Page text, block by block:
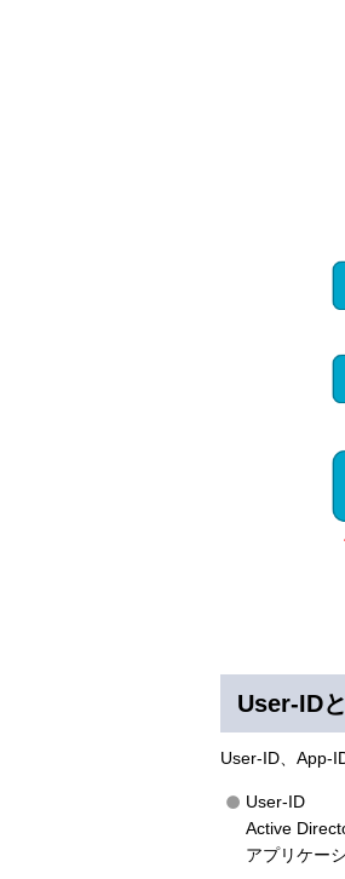
User-ID
User-ID、App-
User-ID
Active
アプリケー